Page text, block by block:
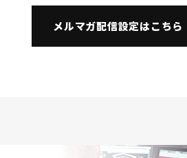
メルマガ配信設定はこちら